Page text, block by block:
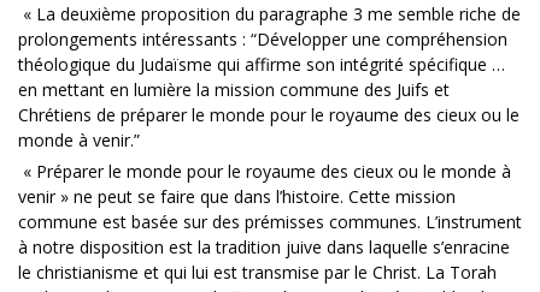
« La deuxième proposition du paragraphe 3 me semble riche de
prolongements intéressants : “Développer une compréhension
théologique du Judaïsme qui affirme son intégrité spécifique …
en mettant en lumière la mission commune des Juifs et
Chrétiens de préparer le monde pour le royaume des cieux ou le
monde à venir.”
« Préparer le monde pour le royaume des cieux ou le monde à
venir » ne peut se faire que dans l’histoire. Cette mission
commune est basée sur des prémisses communes. L’instrument
à notre disposition est la tradition juive dans laquelle s’enracine
le christianisme et qui lui est transmise par le Christ. La Torah